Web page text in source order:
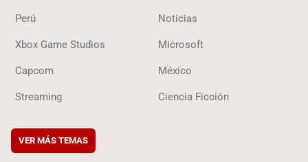
Perú Noticias
Xbox Game Studios Microsoft
Capcom México
Streaming Ciencia Ficción
VER MÁS TEMAS